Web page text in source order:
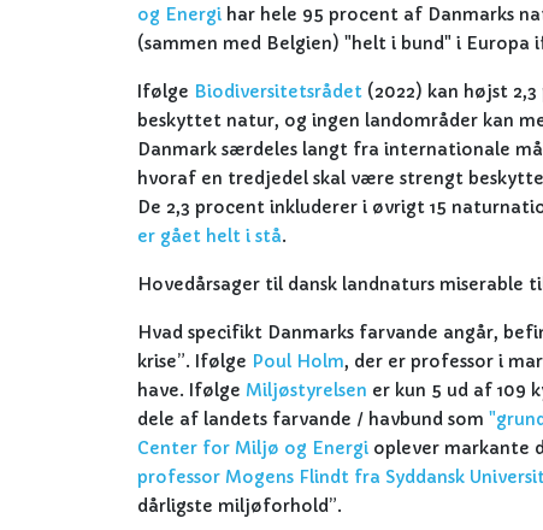
og Energi har hele 95 procent af Danmarks
(sammen med Belgien) "helt i bund" i Europa
Ifølge Biodiversitetsrådet (2022) kan højst
beskyttet natur, og ingen landområder kan
Danmark særdeles langt fra internationale
hvoraf en tredjedel skal være strengt
De 2,3 procent inkluderer i øvrigt 15
er gået helt i stå.
Hovedårsager til dansk landnaturs
Hvad specifikt Danmarks farvande angår,
krise”. Ifølge Poul Holm, der er professor i
have. Ifølge Miljøstyrelsen er kun 5 ud af 109
dele af landets farvande / havbund som
Center for Miljø og Energi oplever markante
professor Mogens Flindt fra Syddansk
dårligste miljøforhold”.